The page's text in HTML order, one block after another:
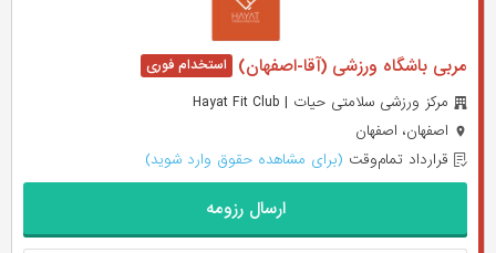
مربی باشگاه ورزشی (آقا-اصفهان)
مرکز ورزشی سلامتی حیات | Hayat Fit Club
اصفهان، اصفهان
قرارداد تمام‌وقت (برای مشاهده حقوق وارد شوید)
ارسال رزومه